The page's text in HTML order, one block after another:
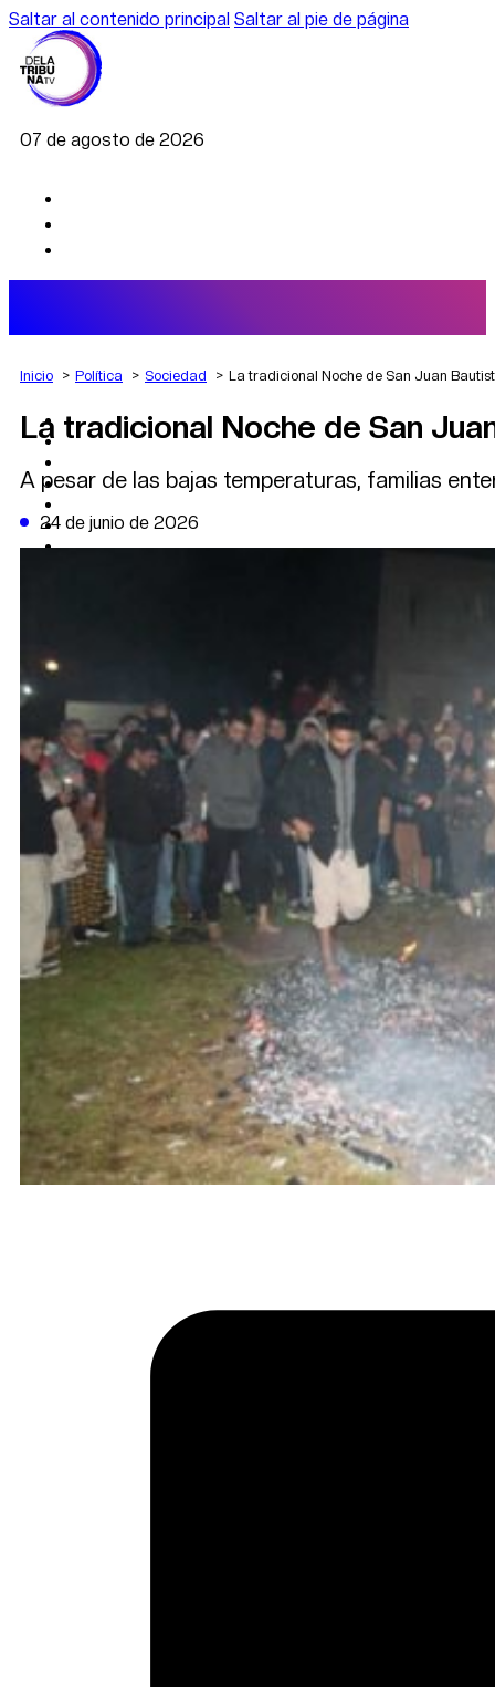
Saltar al contenido principal Saltar al pie de página
07 de agosto de 2026
AGRO
DEPORTES
POLÍTICA
DATA FIRME
DE LA TRIBUNA TV
Inicio Política Sociedad La tradicional Noche de San Juan
La tradicional Noche de San
A pesar de las bajas temperaturas, familias
24 de junio de 2026